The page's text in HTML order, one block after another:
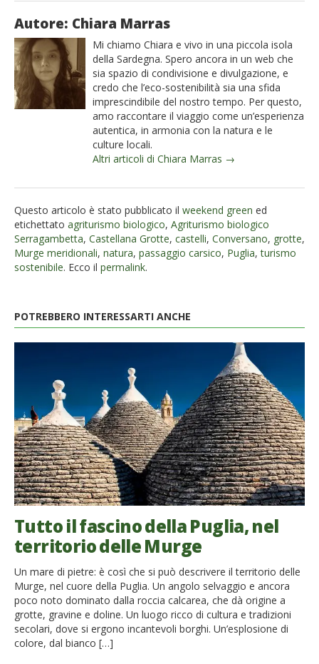
Autore: Chiara Marras
Mi chiamo Chiara e vivo in una piccola isola
della Sardegna. Spero ancora in un web che
sia spazio di condivisione e divulgazione, e
credo che l’eco-sostenibilità sia una sfida
imprescindibile del nostro tempo. Per questo,
amo raccontare il viaggio come un’esperienza
autentica, in armonia con la natura e le
culture locali.
Altri articoli di Chiara Marras →
Questo articolo è stato pubblicato il weekend green ed
etichettato agriturismo biologico, Agriturismo biologico
Serragambetta, Castellana Grotte, castelli, Conversano, grotte,
Murge meridionali, natura, passaggio carsico, Puglia,turismo
sostenibile. Ecco il permalink.
POTREBBERO INTERESSARTI ANCHE
Tutto il fascino della Puglia, nel
territorio delle Murge
Un mare di pietre: è così che si può descrivere il territorio delle
Murge, nel cuore della Puglia. Un angolo selvaggio e ancora
poco noto dominato dalla roccia calcarea, che dà origine a
grotte, gravine e doline. Un luogo ricco di cultura e tradizioni
secolari, dove si ergono incantevoli borghi. Un’esplosione di
colore, dal bianco […]